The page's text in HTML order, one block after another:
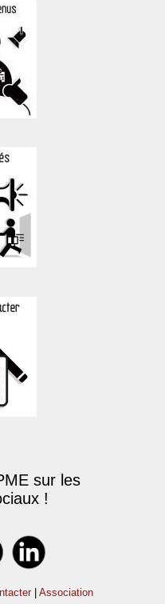
sur les
!
| Association